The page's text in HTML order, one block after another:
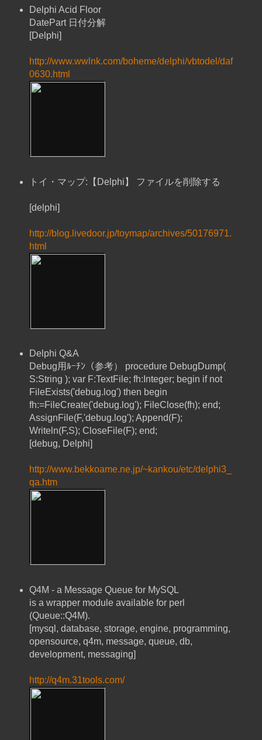
Delphi Acid Floor
DatePart 日付分解
[Delphi]
http://www.wwlnk.com/boheme/delphi/vbtodel/daf
0630.html
トイ・マップ:【Delphi】 ファイルを削除する
[delphi]
http://blog.livedoor.jp/toymap/archives/50176971.
html
Delphi Q&A
Debug用ﾙｰﾁﾝ（参考） procedure DebugDump(
S:String ); var F:TextFile; fh:Integer; begin if not
FileExists('debug.log') then begin
fh:=FileCreate('debug.log'); FileClose(fh); end;
AssignFile(F,'debug.log'); Append(F);
Writeln(F,S); CloseFile(F); end;
[debug, Delphi]
http://www.bekkoame.ne.jp/~kankou/etc/delphi3_
qa.htm
Q4M - a Message Queue for MySQL
is a wrapper module available for perl
(Queue::Q4M).
[mysql, database, storage, engine, programming,
opensource, q4m, message, queue, db,
development, messaging]
http://q4m.31tools.com/